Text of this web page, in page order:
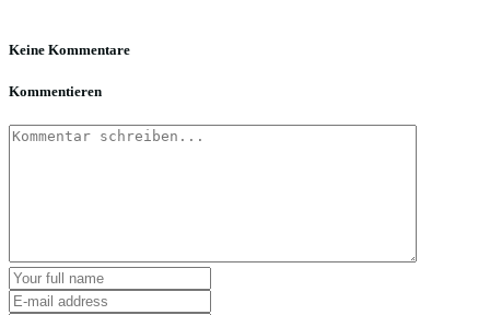
Keine Kommentare
Kommentieren